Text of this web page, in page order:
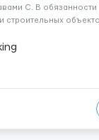
С. В обязанности
строительных
объекта) Где